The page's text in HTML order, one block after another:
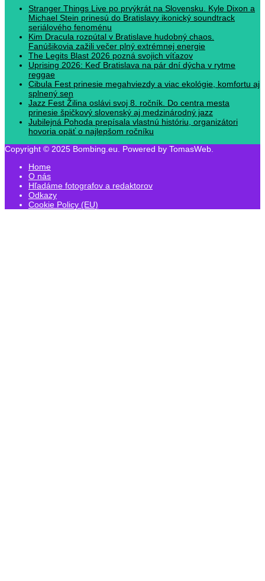
Stranger Things Live po prvýkrát na Slovensku. Kyle Dixon a
Michael Stein prinesú do Bratislavy ikonický soundtrack
seriálového fenoménu
Kim Dracula rozpútal v Bratislave hudobný chaos.
Fanúšikovia zažili večer plný extrémnej energie
The Legits Blast 2026 pozná svojich víťazov
Uprising 2026: Keď Bratislava na pár dní dýcha v rytme
reggae
Cibula Fest prinesie megahviezdy a viac ekológie, komfortu aj
splnený sen
Jazz Fest Žilina oslávi svoj 8. ročník. Do centra mesta
prinesie špičkový slovenský aj medzinárodný jazz
Jubilejná Pohoda prepísala vlastnú históriu, organizátori
hovoria opäť o najlepšom ročníku
Copyright © 2025 Bombing.eu. Powered by TomasWeb.
Home
O nás
Hľadáme fotografov a redaktorov
Odkazy
Cookie Policy (EU)